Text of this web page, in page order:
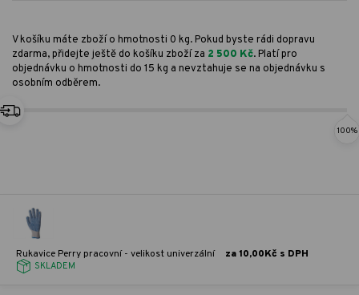
V košíku máte zboží o hmotnosti 0 kg. Pokud byste rádi dopravu
zdarma, přidejte ještě do košíku zboží za 2 500 Kč. Platí pro
objednávku o hmotnosti do 15 kg a nevztahuje se na objednávku s
osobním odběrem.
100%
Rukavice Perry pracovní - velikost univerzální za 10,00Kč s DPH
SKLADEM